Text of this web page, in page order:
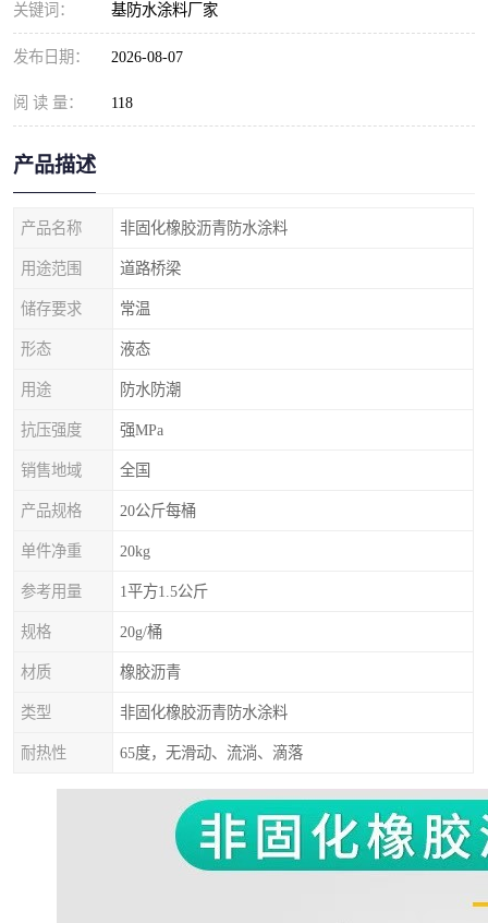
关键词： 基防水涂料厂家
发布日期： 2026-08-07
阅 读 量： 118
产品描述
产品名称 非固化橡胶沥青防水涂料
用途范围 道路桥梁
储存要求 常温
形态 液态
用途 防水防潮
抗压强度 强MPa
销售地域 全国
产品规格 20公斤每桶
单件净重 20kg
参考用量 1平方1.5公斤
规格 20g/桶
材质 橡胶沥青
类型 非固化橡胶沥青防水涂料
耐热性 65度，无滑动、流淌、滴落